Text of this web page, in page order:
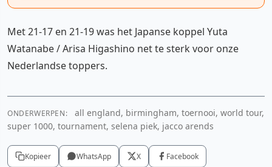
Met 21-17 en 21-19 was het Japanse koppel Yuta
Watanabe / Arisa Higashino net te sterk voor onze
Nederlandse toppers.
ONDERWERPEN:
all england, birmingham, toernooi, world tour,
super 1000, tournament, selena piek, jacco arends
Kopieer WhatsApp X Facebook